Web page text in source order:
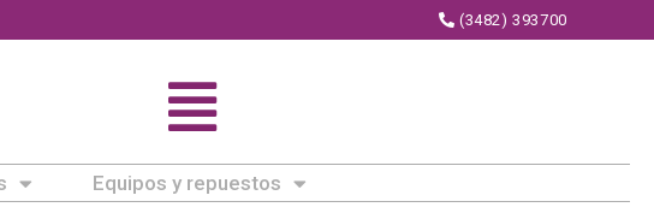
(3482) 393700
Equipos y repuestos